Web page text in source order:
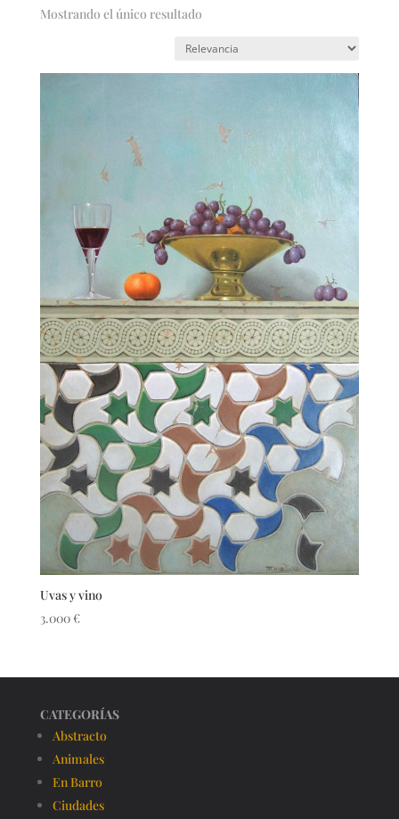
Mostrando el único resultado
Uvas y vino
3.000 €
CATEGORÍAS
Abstracto
Animales
En Barro
Ciudades